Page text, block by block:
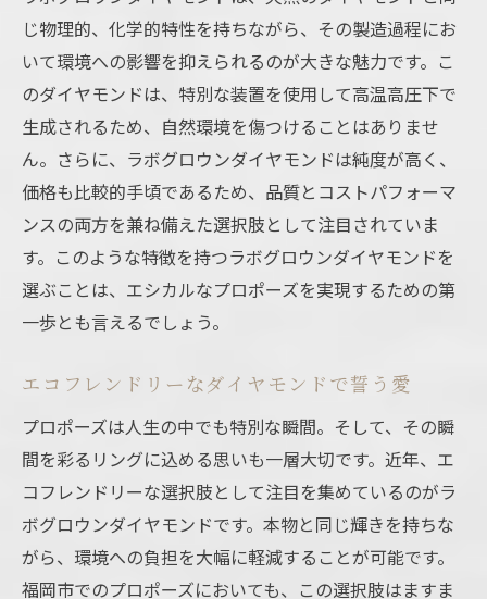
じ物理的、化学的特性を持ちながら、その製造過程にお
いて環境への影響を抑えられるのが大きな魅力です。こ
のダイヤモンドは、特別な装置を使用して高温高圧下で
生成されるため、自然環境を傷つけることはありませ
ん。さらに、ラボグロウンダイヤモンドは純度が高く、
価格も比較的手頃であるため、品質とコストパフォーマ
ンスの両方を兼ね備えた選択肢として注目されていま
す。このような特徴を持つラボグロウンダイヤモンドを
選ぶことは、エシカルなプロポーズを実現するための第
一歩とも言えるでしょう。
エコフレンドリーなダイヤモンドで誓う愛
プロポーズは人生の中でも特別な瞬間。そして、その瞬
間を彩るリングに込める思いも一層大切です。近年、エ
コフレンドリーな選択肢として注目を集めているのがラ
ボグロウンダイヤモンドです。本物と同じ輝きを持ちな
がら、環境への負担を大幅に軽減することが可能です。
福岡市でのプロポーズにおいても、この選択肢はますま